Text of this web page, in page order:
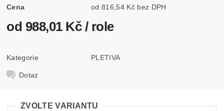
Cena od 816,54 Kč bez DPH
od 988,01 Kč / role
Kategorie PLETIVA
Dotaz
ZVOLTE VARIANTU